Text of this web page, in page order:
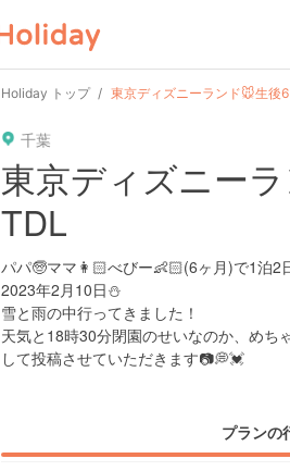
Holiday トップ 東京ディズニーランド🐭生後
千葉
東京ディズニー
TDL
パパ🧓ママ👩🏻べびー👶🏻(6ヶ月)で1泊
2023年2月10日⛄️
雪と雨の中行ってきました！
天気と18時30分閉園のせいなのか、めち
して投稿させていただきます📷💭💓
プランの